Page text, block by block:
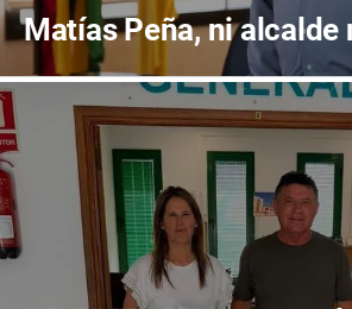
Matías Peña, ni alcalde